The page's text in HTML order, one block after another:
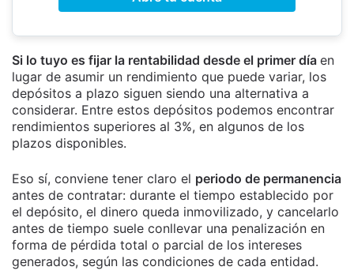
Si lo tuyo es fijar la rentabilidad desde el primer día en
lugar de asumir un rendimiento que puede variar, los
depósitos a plazo siguen siendo una alternativa a
considerar. Entre estos depósitos podemos encontrar
rendimientos superiores al 3%, en algunos de los
plazos disponibles.
Eso sí, conviene tener claro el periodo de permanencia
antes de contratar: durante el tiempo establecido por
el depósito, el dinero queda inmovilizado, y cancelarlo
antes de tiempo suele conllevar una penalización en
forma de pérdida total o parcial de los intereses
generados, según las condiciones de cada entidad.